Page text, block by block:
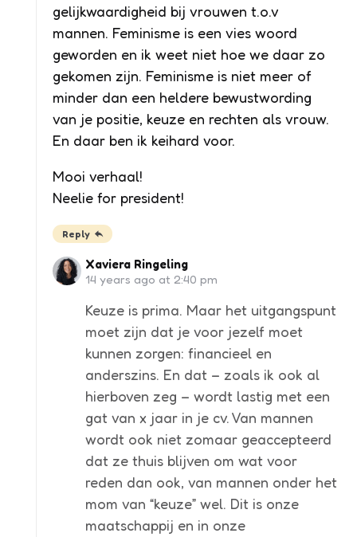
gelijkwaardigheid bij vrouwen t.o.v
mannen. Feminisme is een vies woord
geworden en ik weet niet hoe we daar zo
gekomen zijn. Feminisme is niet meer of
minder dan een heldere bewustwording
van je positie, keuze en rechten als vrouw.
En daar ben ik keihard voor.
Mooi verhaal!
Neelie for president!
Reply
Xaviera Ringeling
14 years ago at 2:40 pm
Keuze is prima. Maar het uitgangspunt
moet zijn dat je voor jezelf moet
kunnen zorgen: financieel en
anderszins. En dat – zoals ik ook al
hierboven zeg – wordt lastig met een
gat van x jaar in je cv. Van mannen
wordt ook niet zomaar geaccepteerd
dat ze thuis blijven om wat voor
reden dan ook, van mannen onder het
mom van “keuze” wel. Dit is onze
maatschappij en in onze